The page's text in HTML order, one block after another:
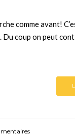
comme avant!
coup on peut